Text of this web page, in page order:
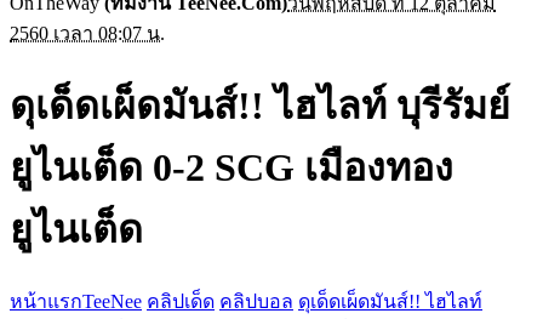
2560 เวลา 08:07 น.
ดุเด็ดเผ็ดมันส์!! ไฮไลท์ บุรีรัมย์
ยูไนเต็ด 0-2 SCG เมืองทอง
ยูไนเต็ด
หน้าแรกTeeNee คลิปเด็ด คลิปบอล ดุเด็ดเผ็ดมันส์!! ไฮไลท์